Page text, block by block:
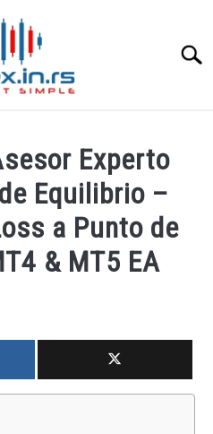
DE DIVISAS
Experto
Equilibrio –
a Punto de
& MT5 EA